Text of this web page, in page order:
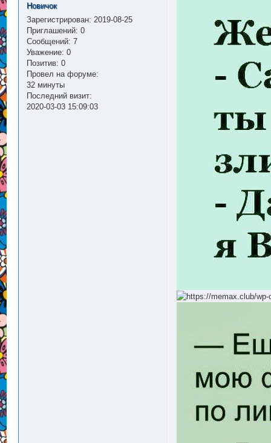
Новичок
Зарегистрирован: 2019-08-25
Приглашений: 0
Сообщений: 7
Уважение: 0
Позитив: 0
Провел на форуме:
32 минуты
Последний визит:
2020-03-03 15:09:03